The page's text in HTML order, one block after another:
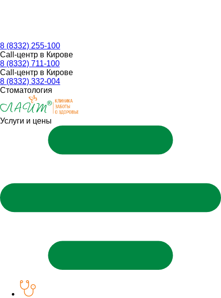
8 (8332) 255-100
Call-центр в Кирове
8 (8332) 711-100
Call-центр в Кирове
8 (8332) 332-004
Стоматология
Услуги и цены